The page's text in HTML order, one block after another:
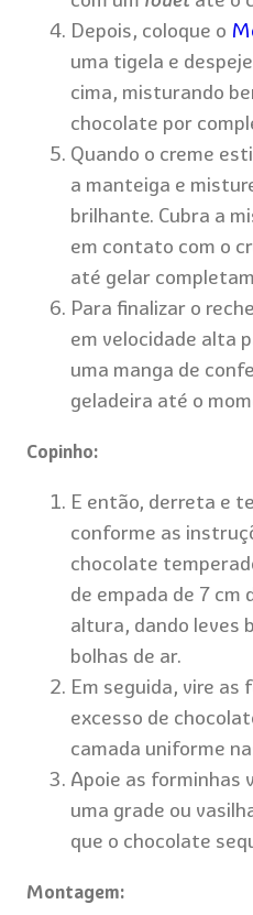
Depois, coloque o
uma tigela e
cima, misturando
chocolate por
Quando o creme
a manteiga e
brilhante. Cubra a
em contato com o
até gelar
Para finalizar o
em velocidade alta
uma manga de
geladeira até o
Copinho:
E então, derreta e
conforme as
chocolate
de empada de 7 cm
altura, dando leves
bolhas de ar.
Em seguida, vire
excesso de
camada uniforme
Apoie as forminhas
uma grade ou
que o chocolate
Montagem: